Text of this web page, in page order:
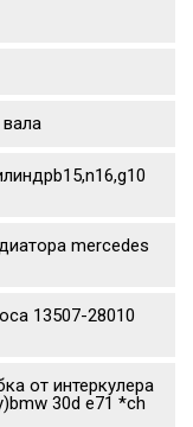
mercedes
13507-28010
от интеркулера
30d e71 *ch